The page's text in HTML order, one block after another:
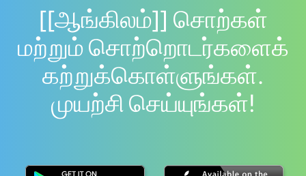
[[ஆங்கிலம்]] சொற்கள்
மற்றும் சொற்றொடர்களைக்
கற்றுக்கொள்ளுங்கள்.
முயற்சி செய்யுங்கள்!